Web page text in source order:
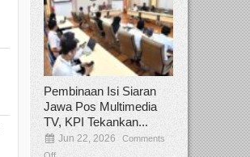
Pembinaan Isi Siaran
Jawa Pos Multimedia
TV, KPI Tekankan...
Jun 22, 2026
Comments